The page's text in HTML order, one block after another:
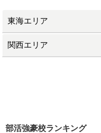
東海エリア
関西エリア
部活強豪校ランキング